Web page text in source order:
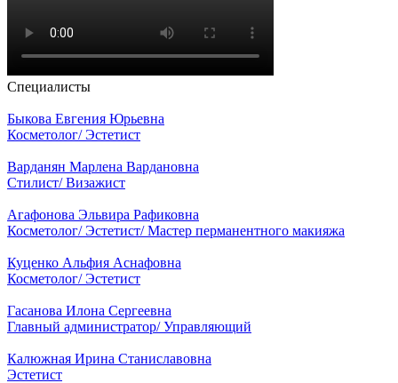
Специалисты
Быкова Евгения Юрьевна
Косметолог/ Эстетист
Варданян Марлена Вардановна
Стилист/ Визажист
Агафонова Эльвира Рафиковна
Косметолог/ Эстетист/ Мастер перманентного макияжа
Куценко Альфия Аснафовна
Косметолог/ Эстетист
Гасанова Илона Сергеевна
Главный администратор/ Управляющий
Калюжная Ирина Станиславовна
Эстетист